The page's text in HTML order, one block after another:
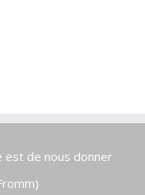
est de nous donner